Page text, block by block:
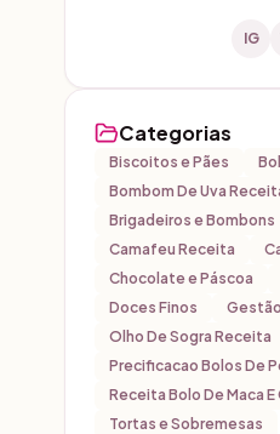
IG
Categorias
Biscoitos e Pães
Bombom De Uva
Brigadeiros e Bombons
Camafeu Receita
Chocolate e Páscoa
Doces Finos
Olho De Sogra Receita
Precificacao Bolos De
Receita Bolo De Maca E
Tortas e Sobremesas